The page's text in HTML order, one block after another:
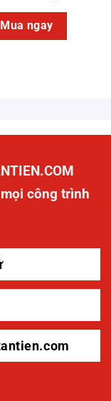
Mua ngay
công trình